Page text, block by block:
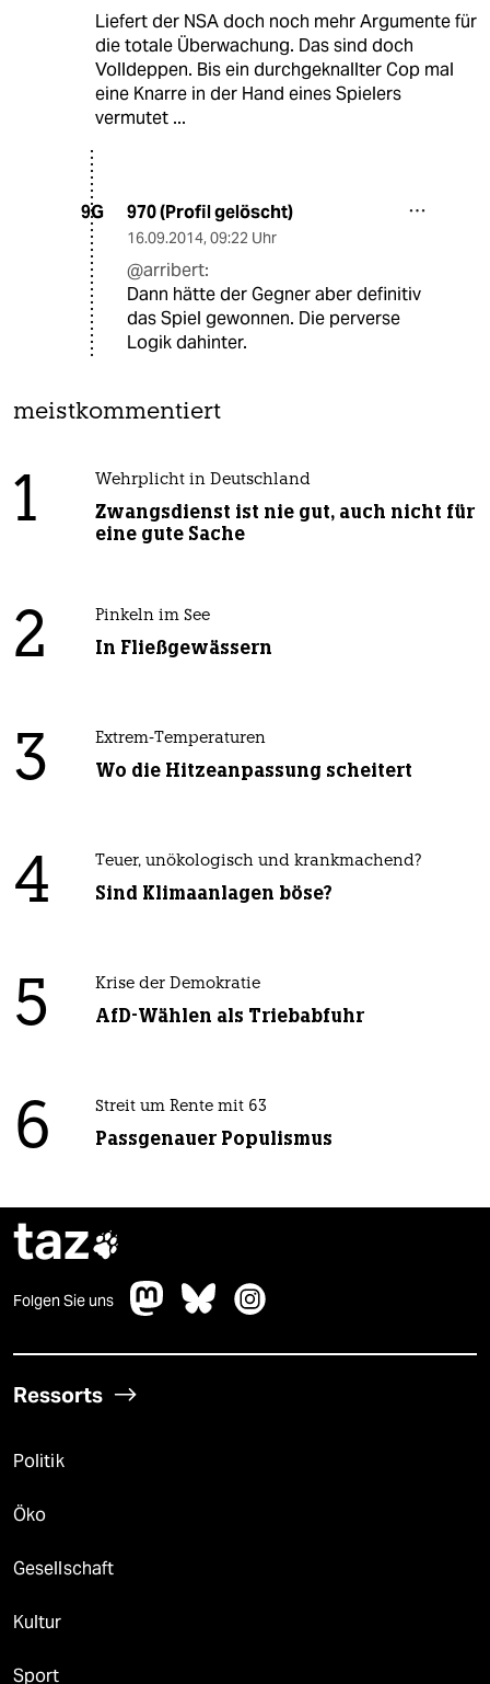
Liefert der NSA doch noch mehr Argumente für
die totale Überwachung. Das sind doch
Volldeppen. Bis ein durchgeknallter Cop mal
eine Knarre in der Hand eines Spielers
vermutet ...
9G 970 (Profil gelöscht)
16.09.2014, 09:22 Uhr
@arribert:
Dann hätte der Gegner aber definitiv
das Spiel gewonnen. Die perverse
Logik dahinter.
meistkommentiert
1 Wehrplicht in Deutschland
Zwangsdienst ist nie gut, auch nicht für
eine gute Sache
2 Pinkeln im See
In Fließgewässern
3 Extrem-Temperaturen
Wo die Hitzeanpassung scheitert
4 Teuer, unökologisch und krankmachend?
Sind Klimaanlagen böse?
5 Krise der Demokratie
AfD-Wählen als Triebabfuhr
6 Streit um Rente mit 63
Passgenauer Populismus
taz
Folgen Sie uns
Ressorts
Politik
Öko
Gesellschaft
Kultur
Sport